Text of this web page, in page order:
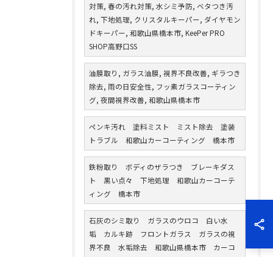
対策, 春の汚れ対策, 水シミ予防, ベタつき汚
れ, 下地処理, クリスタルキーパー, ダイヤモン
ドキーパー, 和歌山県橋本市, KeePer PRO
SHOP高野口SS
油膜取り, ガラス油膜, 視界不良改善, ギラつき
除去, 雨の日安全性, フッ素ガラスコーティン
グ, 夜間視界改善, 和歌山県橋本市
ペンキ汚れ 塗料ミスト ミスト除去 塗装
トラブル 和歌山カーコーティング 橋本市
鉄粉取り ボディのザラつき ブレーキダス
ト 黒い点々 下地処理 和歌山カーコーテ
ィング 橋本市
石灰のシミ取り ガラスのウロコ 白い水
垢 カルキ跡 フロントガラス ガラスの視
界不良 水垢除去 和歌山県橋本市 カーコ